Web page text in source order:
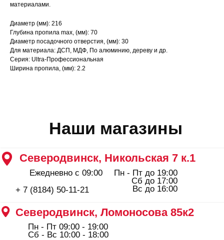
материалами.
Диаметр (мм): 216
Глубина пропила max, (мм): 70
Диаметр посадочного отверстия, (мм): 30
Для материала: ДСП, МДФ, По алюминию, дереву и др.
Серия: Ultra-Профессиональная
Ширина пропила, (мм): 2.2
Архангельск, Урицкого 50 к.1
Пн - Пт 09:00 - 19:00
Сб - Вс 10:00 - 18:00
Пн - Пт 09:00 - 19:00
Сб - Вс 10:00 - 18:00
+ 7 (911) 562-83-03